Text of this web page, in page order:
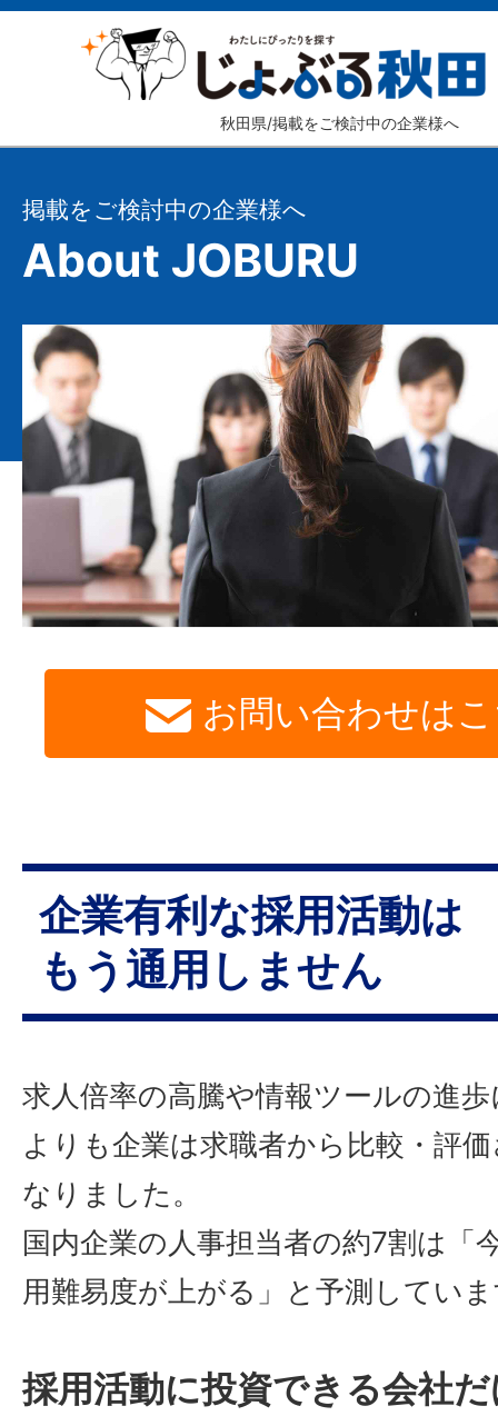
秋田県/掲載をご検討中の企業様へ
掲載をご検討中の企業様へ
About JOBURU
お問い合わせは
企業有利な採用活動は
もう通用しません
求人倍率の高騰や情報ツールの進
よりも企業は求職者から比較・評
なりました。
国内企業の人事担当者の約7割は「
用難易度が上がる」と予測してい
採用活動に投資できる会社